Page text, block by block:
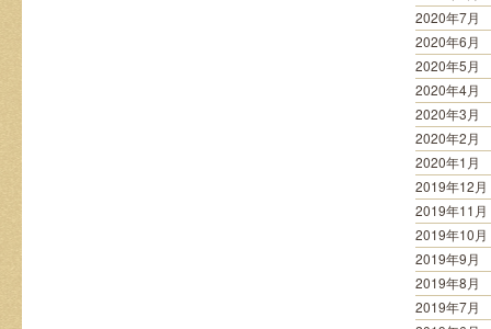
2020年7月
2020年6月
2020年5月
2020年4月
2020年3月
2020年2月
2020年1月
2019年12月
2019年11月
2019年10月
2019年9月
2019年8月
2019年7月